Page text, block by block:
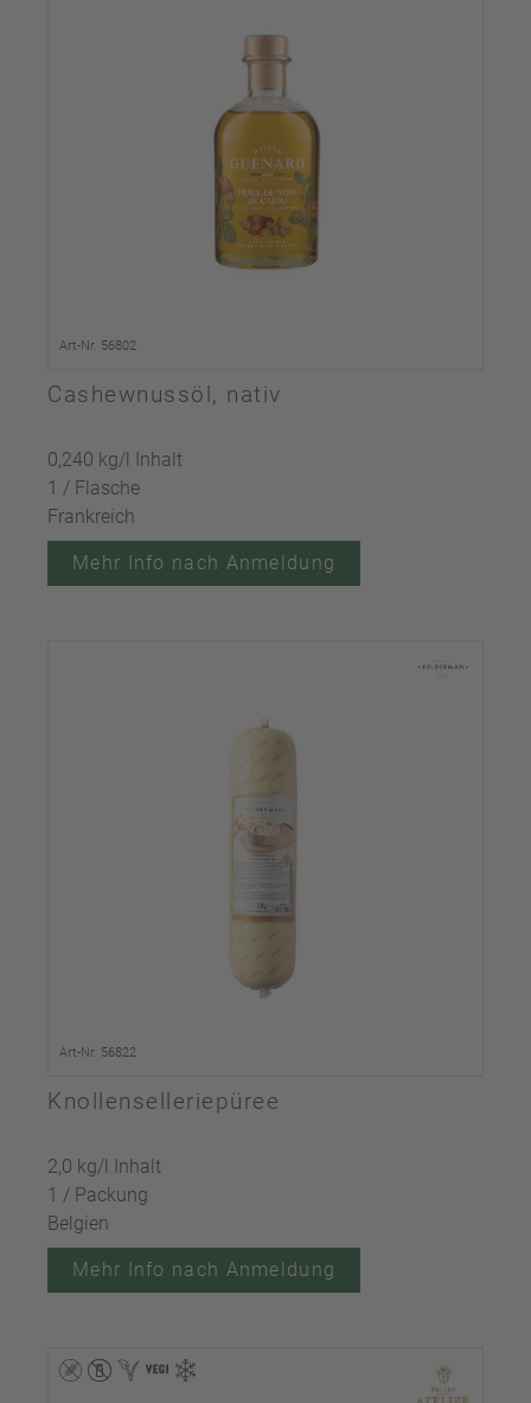
Art-Nr. 56802
Cashewnussöl, nativ
0,240 kg/l Inhalt
1 / Flasche
Frankreich
Mehr Info nach Anmeldung
Art-Nr. 56822
Knollenselleriepüree
2,0 kg/l Inhalt
1 / Packung
Belgien
Mehr Info nach Anmeldung